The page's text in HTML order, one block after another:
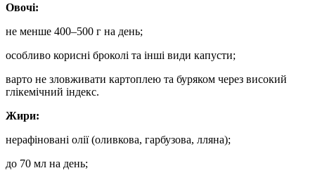
Овочі:
не менше 400–500 г на день;
особливо корисні броколі та інші види капусти;
варто не зловживати картоплею та буряком через високий
глікемічний індекс.
Жири:
нерафіновані олії (оливкова, гарбузова, лляна);
до 70 мл на день;